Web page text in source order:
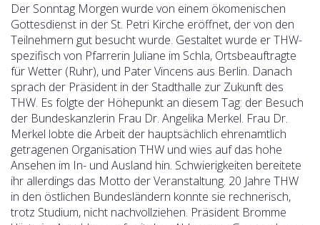
Der Sonntag Morgen wurde von einem ökomenischen
Gottesdienst in der St. Petri Kirche eröffnet, der von den
Teilnehmern gut besucht wurde. Gestaltet wurde er THW-
spezifisch von Pfarrerin Juliane im Schla, Ortsbeauftragte
für Wetter (Ruhr), und Pater Vincens aus Berlin. Danach
sprach der Präsident in der Stadthalle zur Zukunft des
THW. Es folgte der Höhepunkt an diesem Tag: der Besuch
der Bundeskanzlerin Frau Dr. Angelika Merkel. Frau Dr.
Merkel lobte die Arbeit der hauptsächlich ehrenamtlich
getragenen Organisation THW und wies auf das hohe
Ansehen im In- und Ausland hin. Schwierigkeiten bereitete
ihr allerdings das Motto der Veranstaltung. 20 Jahre THW
in den östlichen Bundesländern konnte sie rechnerisch,
trotz Studium, nicht nachvollziehen. Präsident Bromme